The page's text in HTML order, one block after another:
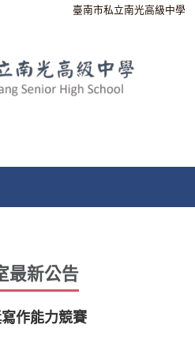
臺南市私立南光高級中學
最新公告
作能力競賽